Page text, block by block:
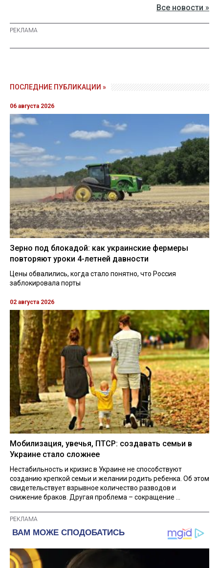
Все новости »
ПОСЛЕДНИЕ ПУБЛИКАЦИИ »
06 августа 2026
Зерно под блокадой: как украинские фермеры
повторяют уроки 4-летней давности
Цены обвалились, когда стало понятно, что Россия
заблокировала порты
02 августа 2026
Мобилизация, увечья, ПТСР: создавать семьи в
Украине стало сложнее
Нестабильность и кризис в Украине не способствуют
созданию крепкой семьи и желании родить ребенка. Об этом
свидетельствует взрывное количество разводов и
снижение браков. Другая проблема – сокращение ...